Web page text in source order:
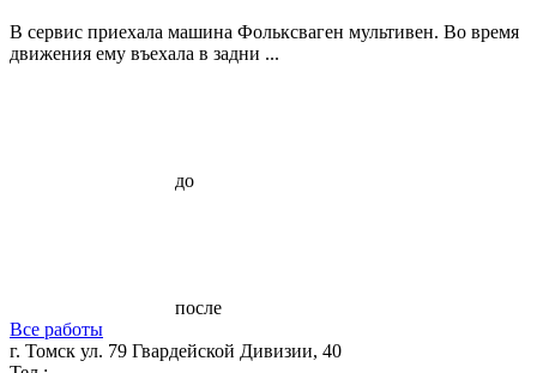
В сервис приехала машина Фольксваген мультивен. Во время
движения ему въехала в задни ...
до
после
Все работы
г. Томск ул. 79 Гвардейской Дивизии, 40